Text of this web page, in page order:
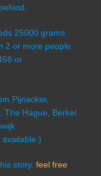
25000 grams
2 or more people
or
Pijnacker,
The Hague, Berkel
story. feel free